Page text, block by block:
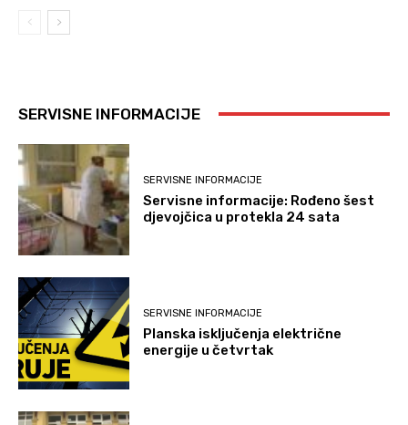
SERVISNE INFORMACIJE
SERVISNE INFORMACIJE
Servisne informacije: Rođeno šest
djevojčica u protekla 24 sata
SERVISNE INFORMACIJE
Planska isključenja električne
energije u četvrtak